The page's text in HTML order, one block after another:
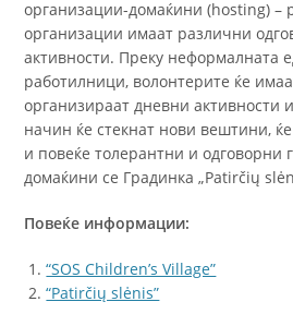
организации-домаќини (hosting) –
организации имаат различни
активности. Преку неформалната
работилници, волонтерите ќе
организираат дневни активности
начин ќе стекнат нови вештини,
и повеќе толерантни и одговорни
домаќини се Градинка „Patirčių
Повеќе информации:
“SOS Children’s Village”
“Patirčių slėnis”